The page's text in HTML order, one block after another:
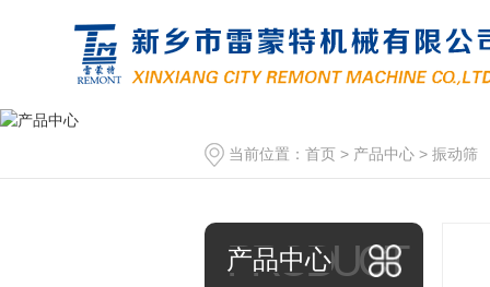
当前位置： 首页 > 产品中心 > 振动筛
PRODUCT
产品中心